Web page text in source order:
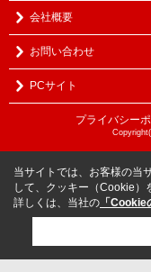
会社概要
お問い合わせ
PCサイト
プライバシー
当サイトでは、お客様の当
して、クッキー（Cookie）
詳しくは、当社の 「Cookie